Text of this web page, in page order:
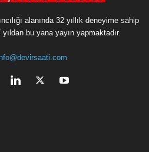
alanında 32 yıllık deneyime sahip
bu yana yayın yapmaktadır.